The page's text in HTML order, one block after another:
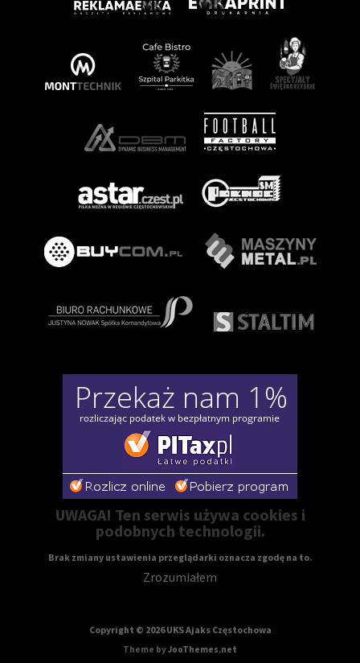
UWAGA! Ten serwis używa cookies i
podobnych technologii.
Brak zmiany ustawienia przeglądarki oznacza zgodę na to.
Zrozumiałem
Copyright © 2026 UKS Ajaks Częstochowa
Theme byJooThemes.net